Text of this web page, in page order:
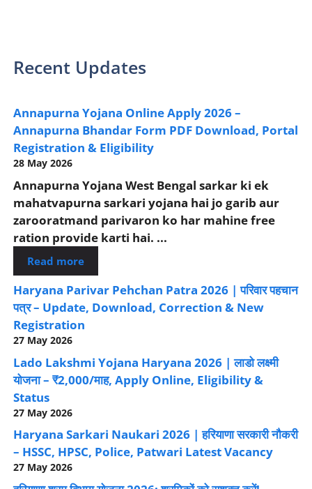
Recent Updates
Annapurna Yojana Online Apply 2026 –
Annapurna Bhandar Form PDF Download, Portal
Registration & Eligibility
28 May 2026
Annapurna Yojana West Bengal sarkar ki ek
mahatvapurna sarkari yojana hai jo garib aur
zarooratmand parivaron ko har mahine free
ration provide karti hai. ...
Read more
Haryana Parivar Pehchan Patra 2026 | परिवार पहचान
पत्र – Update, Download, Correction & New
Registration
27 May 2026
Lado Lakshmi Yojana Haryana 2026 | लाडो लक्ष्मी
योजना – ₹2,000/माह, Apply Online, Eligibility &
Status
27 May 2026
Haryana Sarkari Naukari 2026 | हरियाणा सरकारी नौकरी
– HSSC, HPSC, Police, Patwari Latest Vacancy
27 May 2026